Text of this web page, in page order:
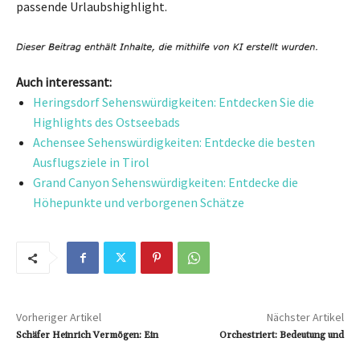
passende Urlaubshighlight.
Auch interessant:
Heringsdorf Sehenswürdigkeiten: Entdecken Sie die
Highlights des Ostseebads
Achensee Sehenswürdigkeiten: Entdecke die besten
Ausflugsziele in Tirol
Grand Canyon Sehenswürdigkeiten: Entdecke die
Höhepunkte und verborgenen Schätze
Vorheriger Artikel
Schäfer Heinrich Vermögen: Ein
Nächster Artikel
Orchestriert: Bedeutung und